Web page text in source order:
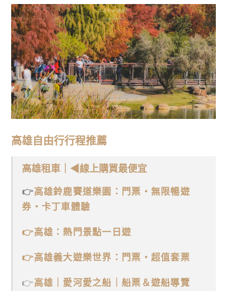
高雄自由行行程推薦
高雄租車｜◀線上購買最便宜
👉高雄鈴鹿賽道樂園：門票・無限暢遊
券・卡丁車體驗
👉高雄：熱門景點一日遊
👉高雄義大遊樂世界：門票・超值套票
👉高雄｜愛河愛之船｜船票＆遊船導覽